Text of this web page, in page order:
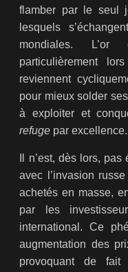
flamber par le seul
lesquels
mondiales.
particulièrement
reviennent
pour mieux solder
à exploiter et
refuge par excellence.
Il n’est, dès lors,
avec l’invasion
achetés en masse,
par les
international. Ce
augmentation des
provoquant de fait